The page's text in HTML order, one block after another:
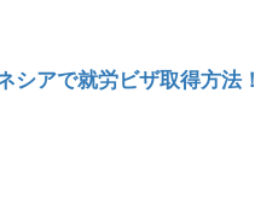
シアで就労ビザ取得方法！